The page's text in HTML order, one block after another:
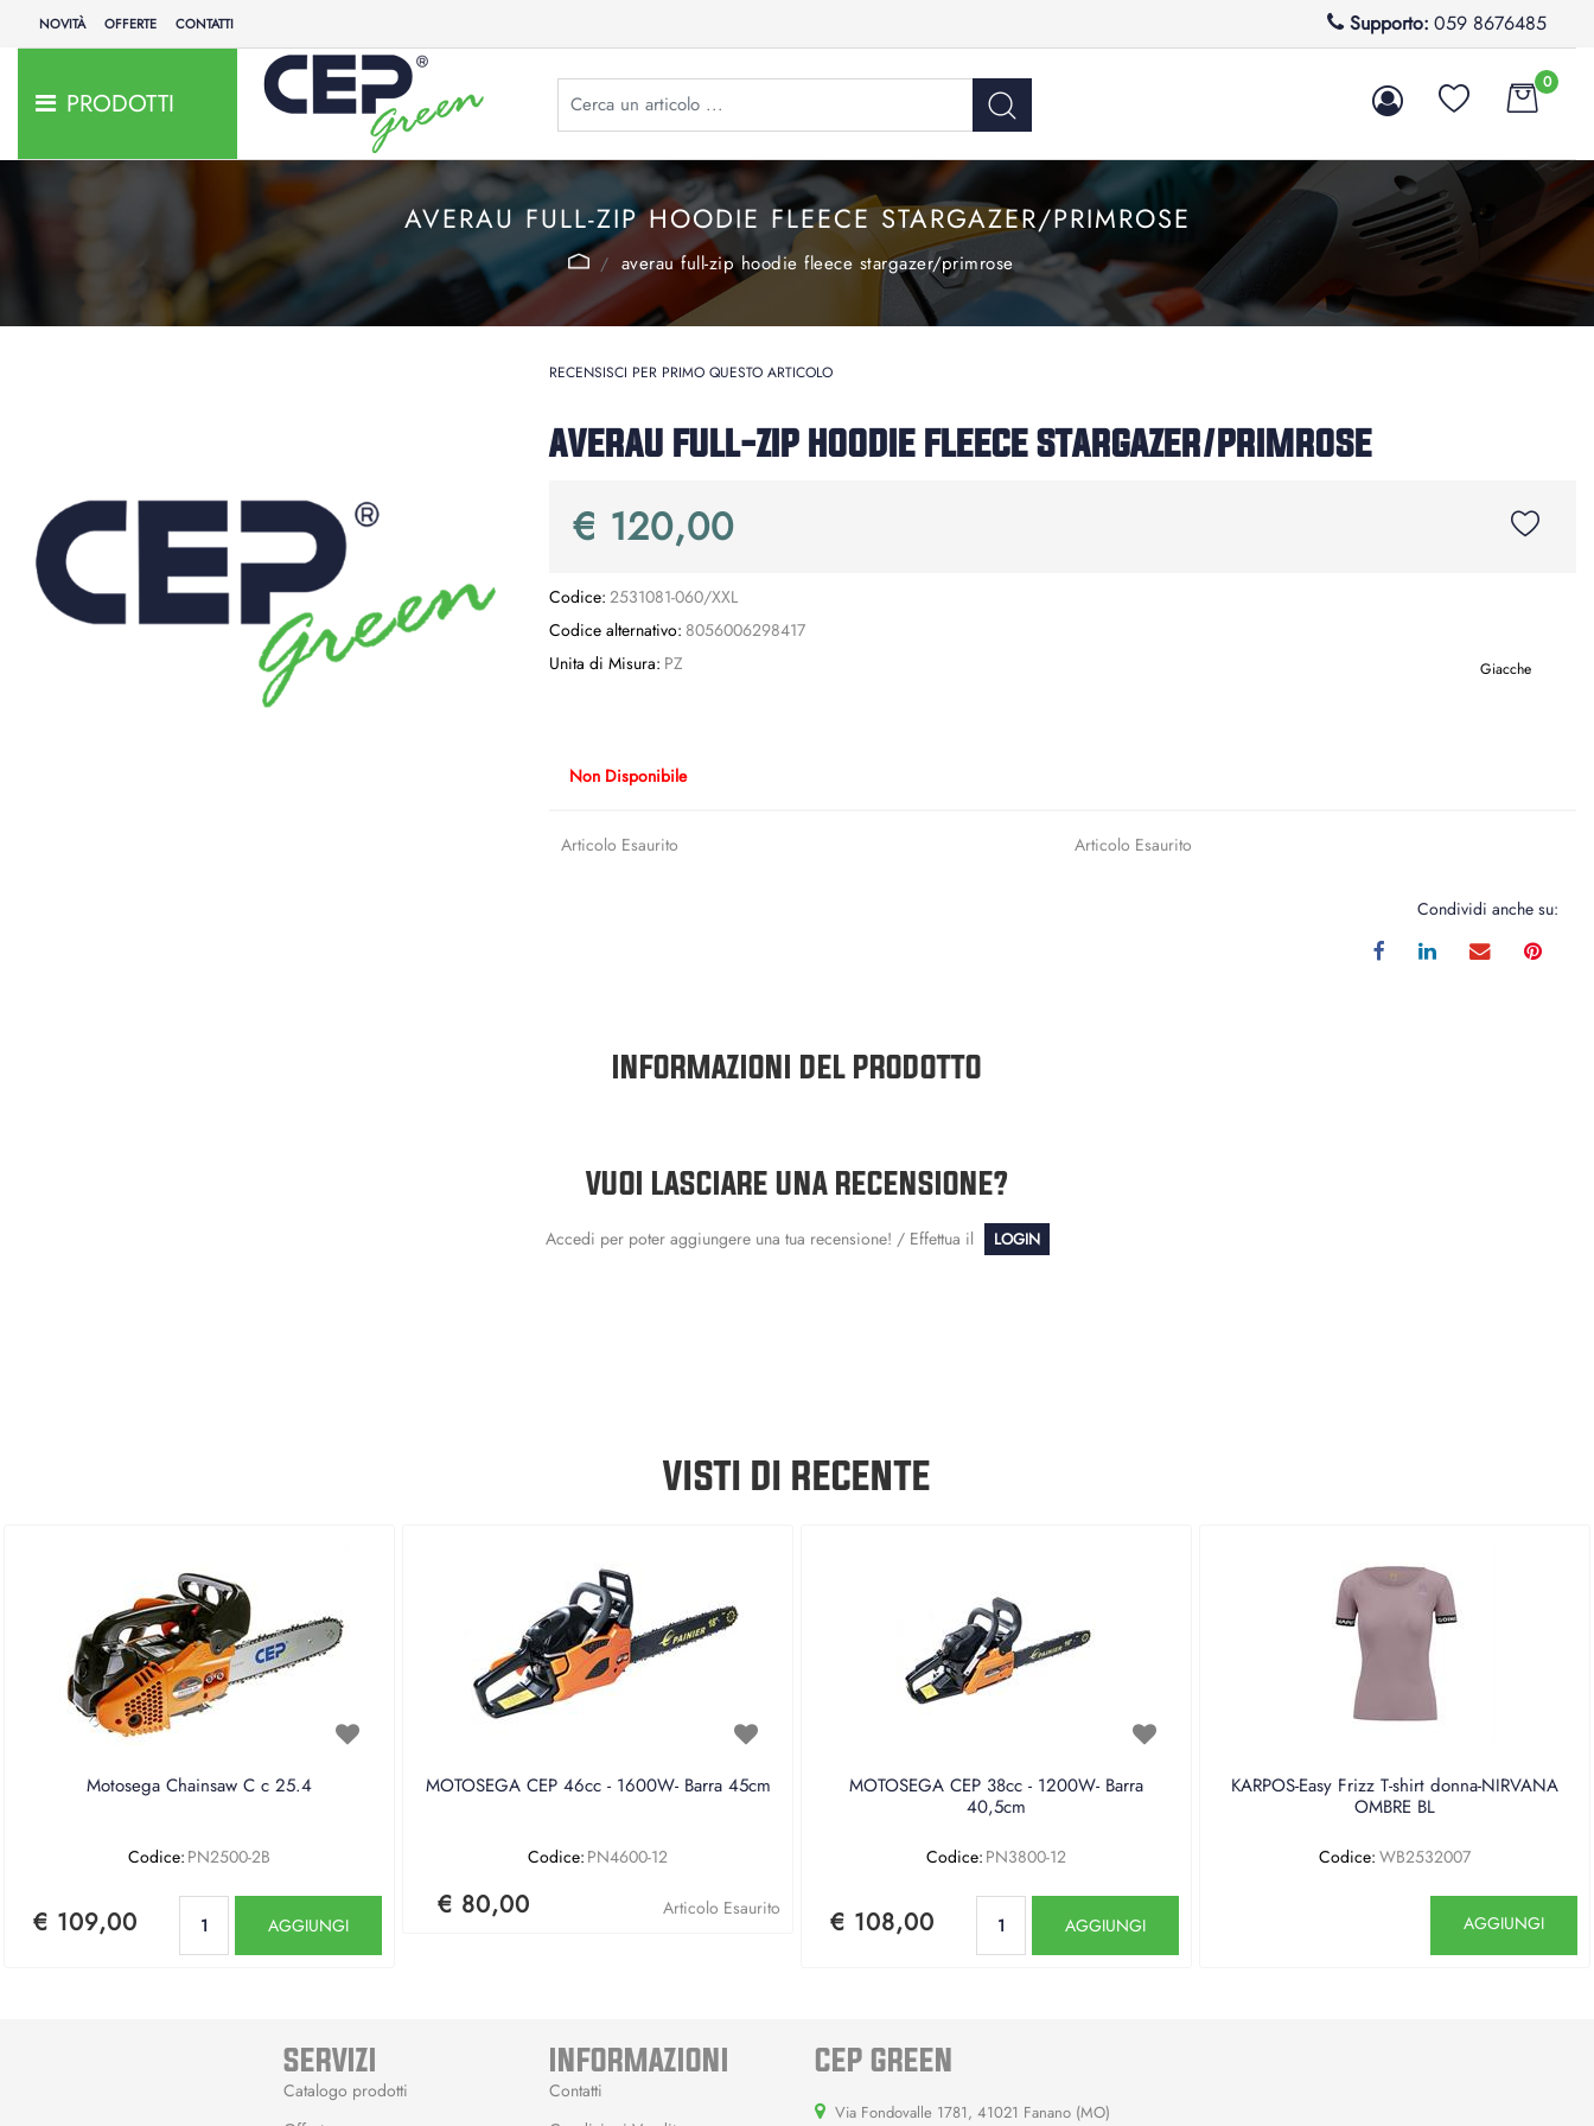
NOVITÀ OFFERTE CONTATTI Supporto: 059 8676485
PRODOTTI
0
AVERAU FULL-ZIP HOODIE FLEECE STARGAZER/PRIMROSE
averau full-zip hoodie fleece stargazer/primrose
RECENSISCI PER PRIMO QUESTO ARTICOLO
AVERAU FULL-ZIP HOODIE FLEECE STARGAZER/PRIMROSE
€ 120,00
Codice: 2531081-060/XXL
Codice alternativo: 8056006298417
Unita di Misura: PZ Giacche
Non Disponibile
Articolo Esaurito Articolo Esaurito
Condividi anche su:
INFORMAZIONI DEL PRODOTTO
VUOI LASCIARE UNA RECENSIONE?
Accedi per poter aggiungere una tua recensione! / Effettua il LOGIN
VISTI DI RECENTE
Motosega Chainsaw C c 25.4
Codice: PN2500-2B
€ 109,00 AGGIUNGI
MOTOSEGA CEP 46cc - 1600W- Barra 45cm
Codice: PN4600-12
€ 80,00 Articolo Esaurito
MOTOSEGA CEP 38cc - 1200W- Barra
40,5cm
Codice: PN3800-12
€ 108,00 AGGIUNGI
KARPOS-Easy Frizz T-shirt donna-NIRVANA
OMBRE BL
Codice: WB2532007
AGGIUNGI
SERVIZI
Catalogo prodotti
INFORMAZIONI
Contatti
CEP GREEN
Via Fondovalle 1781, 41021 Fanano (MO)